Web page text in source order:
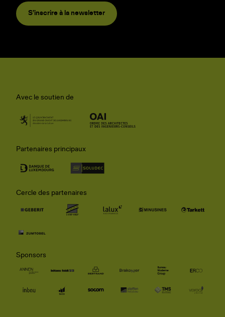
S’inscrire à la newsletter
Avec le soutien de
Partenaires principaux
Cercle des partenaires
Sponsors